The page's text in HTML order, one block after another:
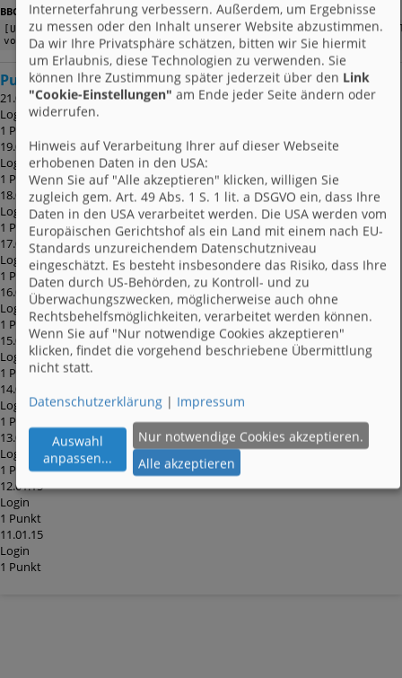
BBCode(z. B. für Foren)
Punktehistorie (die letzten 10 Aktionen)
21.01.15
Login
1 Punkt
19.01.15
Login
1 Punkt
18.01.15
Login
1 Punkt
17.01.15
Login
1 Punkt
16.01.15
Login
1 Punkt
15.01.15
Login
1 Punkt
14.01.15
Login
1 Punkt
13.01.15
Login
1 Punkt
12.01.15
Login
1 Punkt
11.01.15
Login
1 Punkt
Interneterfahrung verbessern. Außerdem, um Ergebnisse
zu messen oder den Inhalt unserer Website abzustimmen.
Da wir Ihre Privatsphäre schätzen, bitten wir Sie hiermit
um Erlaubnis, diese Technologien zu verwenden. Sie
können Ihre Zustimmung später jederzeit über den Link
"Cookie-Einstellungen" am Ende jeder Seite ändern oder
widerrufen.
Hinweis auf Verarbeitung Ihrer auf dieser Webseite
erhobenen Daten in den USA:
Wenn Sie auf "Alle akzeptieren" klicken, willigen Sie
zugleich gem. Art. 49 Abs. 1 S. 1 lit. a DSGVO ein, dass Ihre
Daten in den USA verarbeitet werden. Die USA werden vom
Europäischen Gerichtshof als ein Land mit einem nach EU-
Standards unzureichendem Datenschutzniveau
eingeschätzt. Es besteht insbesondere das Risiko, dass Ihre
Daten durch US-Behörden, zu Kontroll- und zu
Überwachungszwecken, möglicherweise auch ohne
Rechtsbehelfsmöglichkeiten, verarbeitet werden können.
Wenn Sie auf "Nur notwendige Cookies akzeptieren"
klicken, findet die vorgehend beschriebene Übermittlung
nicht statt.
Datenschutzerklärung| Impressum
Auswahl
anpassen...
Nur notwendige Cookies akzeptieren.
Alle akzeptieren